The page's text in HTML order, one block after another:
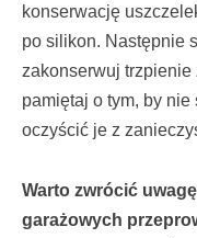
konserwację
po silikon. Następnie
zakonserwuj
pamiętaj o tym, by
oczyścić je z
Warto zwrócić
garażowych